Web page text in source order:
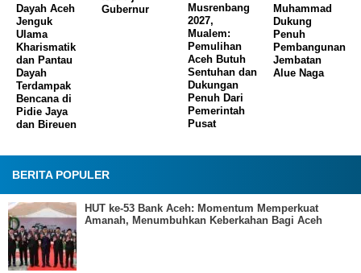
Dayah Aceh
Jenguk
Ulama
Kharismatik
dan Pantau
Dayah
Terdampak
Bencana di
Pidie Jaya
dan Bireuen
Gubernur
Musrenbang
2027,
Mualem:
Pemulihan
Aceh Butuh
Sentuhan dan
Dukungan
Penuh Dari
Pemerintah
Pusat
Muhammad
Dukung
Penuh
Pembangunan
Jembatan
Alue Naga
BERITA POPULER
HUT ke-53 Bank Aceh: Momentum Memperkuat
Amanah, Menumbuhkan Keberkahan Bagi Aceh